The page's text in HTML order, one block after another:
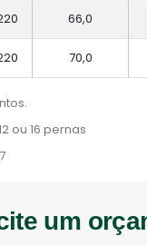
66,0
70,0
ou 16 pernas
um